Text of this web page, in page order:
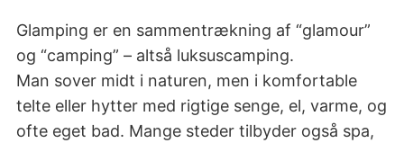
Glamping er en sammentrækning af “glamour”
og “camping” – altså luksuscamping.
Man sover midt i naturen, men i komfortable
telte eller hytter med rigtige senge, el, varme, og
ofte eget bad. Mange steder tilbyder også spa,